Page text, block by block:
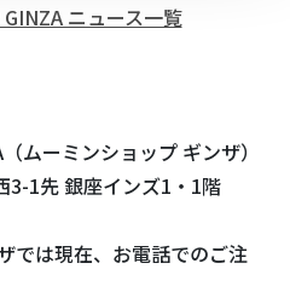
ニュース一覧
ムーミンショップ ギンザ）
1先 銀座インズ1・1階
では現在、お電話でのご注